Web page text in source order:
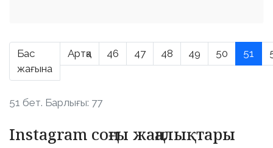
Бас
жағына
Артқа 46 47 48 49 50 51
51 бет. Барлығы: 77
Instagram соңғы жаңалықтары